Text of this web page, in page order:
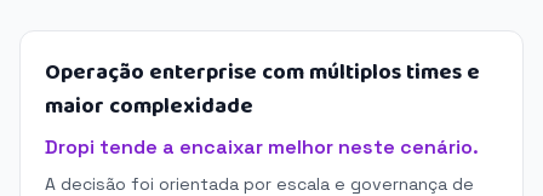
Operação enterprise com múltiplos times e
maior complexidade
Dropi tende a encaixar melhor neste cenário.
A decisão foi orientada por escala e governança de